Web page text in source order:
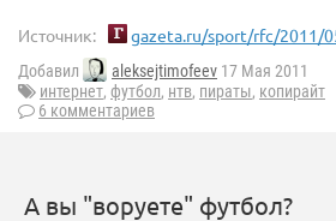
Источник: gazeta.ru/sport/rfc/2011/
Добавил aleksejtimofeev 17 Мая 2011
интернет, футбол, нтв, пираты, копирайт
6 комментариев
А вы "воруете" футбол?